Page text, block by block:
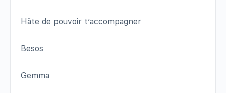
Hâte de pouvoir t’accompagner
Besos
Gemma